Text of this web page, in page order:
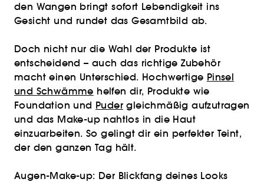
den Wangen bringt sofort Lebendigkeit ins
Gesicht und rundet das Gesamtbild ab.
Doch nicht nur die Wahl der Produkte ist
entscheidend – auch das richtige Zubehör
macht einen Unterschied. Hochwertige Pinsel
und Schwämme helfen dir, Produkte wie
Foundation und Puder gleichmäßig aufzutragen
und das Make-up nahtlos in die Haut
einzuarbeiten. So gelingt dir ein perfekter Teint,
der den ganzen Tag hält.
Augen-Make-up: Der Blickfang deines Looks